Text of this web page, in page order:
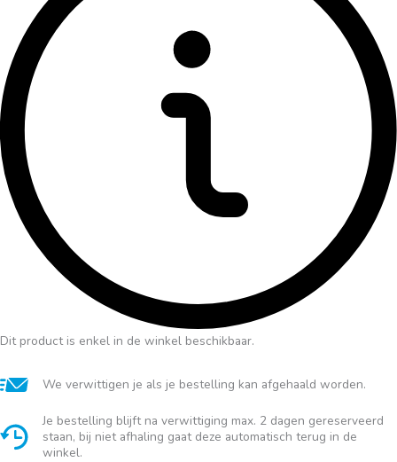
Dit product is enkel in de winkel beschikbaar.
We verwittigen je als je bestelling kan afgehaald worden.
Je bestelling blijft na verwittiging max. 2 dagen gereserveerd
staan, bij niet afhaling gaat deze automatisch terug in de
winkel.